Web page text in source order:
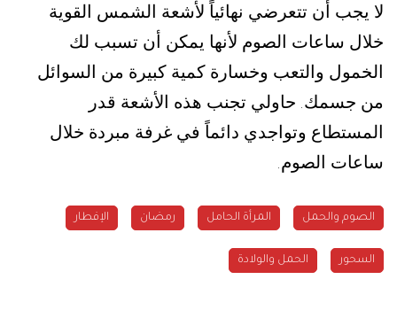
لا يجب أن تتعرضي نهائياً لأشعة الشمس القوية
خلال ساعات الصوم لأنها يمكن أن تسبب لك
الخمول والتعب وخسارة كمية كبيرة من السوائل
من جسمك. حاولي تجنب هذه الأشعة قدر
المستطاع وتواجدي دائماً في غرفة مبردة خلال
ساعات الصوم.
الصوم والحمل المرأة الحامل رمضان الإفطار
السحور الحمل والولادة